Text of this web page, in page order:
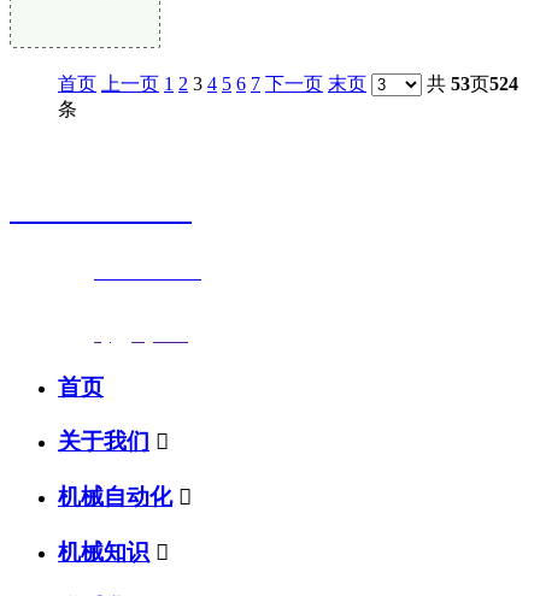
首页 上一页 1 2 3 4 5 6 7 下一页 末页 共 53页524
条
首页
关于我们 
机械自动化 
机械知识 